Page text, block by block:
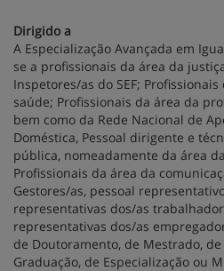
Dirigido a
A Especialização Avançada em
se a profissionais da área da
Inspetores/as do SEF;
saúde; Profissionais da área da
bem como da Rede Nacional de
Doméstica, Pessoal dirigente e
pública, nomeadamente da área
Profissionais da área da
Gestores/as, pessoal
representativas dos/as
representativas dos/as
de Doutoramento, de Mestrado,
Graduação, de Especialização ou